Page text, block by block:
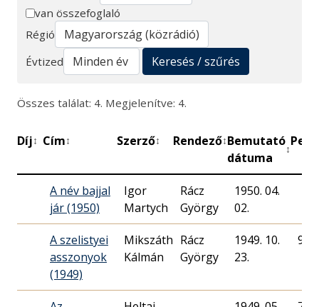
Keresés
van összefoglaló
Régió
Évtized
Keresés / szűrés
Összes találat: 4. Megjelenítve: 4.
Díj↕ Cím↕ Szerző↕ Rendező↕Bemutató
dátuma
↕
Perc
A név bajjal
jár (1950)
Igor
Martych
Rácz
György
1950. 04.
02.
A szelistyei
asszonyok
(1949)
Mikszáth
Kálmán
Rácz
György
1949. 10.
23.
90